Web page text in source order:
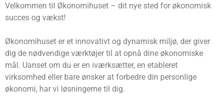
Velkommen til Økonomihuset – dit nye sted for økonomisk
succes og vækst!
Økonomihuset er et innovativt og dynamisk miljø, der giver
dig de nødvendige værktøjer til at opnå dine økonomiske
mål. Uanset om du er en iværksætter, en etableret
virksomhed eller bare ønsker at forbedre din personlige
økonomi, har vi løsningerne til dig.